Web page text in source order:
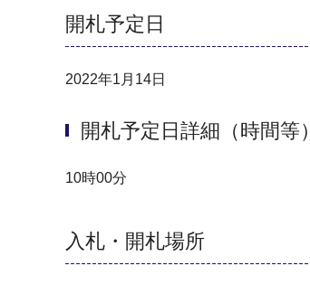
開札予定日
2022年1月14日
開札予定日詳細（時間等）
10時00分
入札・開札場所